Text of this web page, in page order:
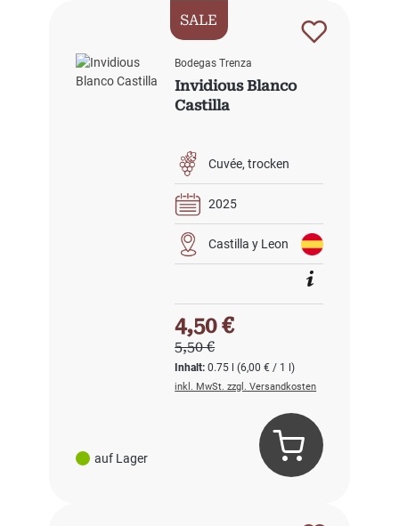
SALE
auf Lager
Bodegas Trenza
Invidious Blanco
Castilla
Cuvée trocken
2025
Castilla y Leon
Inhalt:0.75 l(6,00 € / 1 l)
Verkaufspreis:
4,50 €
Regulärer Preis:
5,50 €
inkl. MwSt. zzgl. Versandkosten